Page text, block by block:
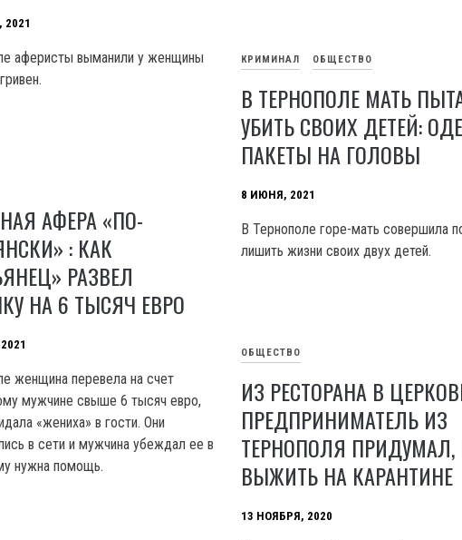
2021
аферисты выманили у женщины
КРИМИНАЛ ОБЩЕСТВО
В ТЕРНОПОЛЕ МАТЬ
УБИТЬ СВОИХ ДЕТЕЙ:
ПАКЕТЫ НА ГОЛОВЫ
8 ИЮНЯ, 2021
В Тернополе горе-мать совершила
лишить жизни своих двух детей.
АФЕРА «ПО-
: КАК
РАЗВЕЛ
НА 6 ТЫСЯЧ ЕВРО
женщина перевела на счет
мужчине свыше 6 тысяч евро,
«жениха» в гости. Они
в сети и мужчина убеждал ее в
нужна помощь.
ОБЩЕСТВО
ИЗ РЕСТОРАНА В
ПРЕДПРИНИМАТЕЛЬ ИЗ
ТЕРНОПОЛЯ ПРИДУМАЛ,
ВЫЖИТЬ НА КАРАНТИНЕ
13 НОЯБРЯ, 2020